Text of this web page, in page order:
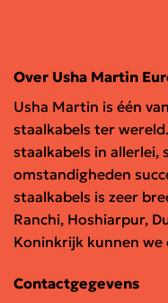
Over Usha Martin
Usha Martin is één
staalkabels ter
staalkabels in allerlei,
omstandigheden
staalkabels is zeer
Ranchi, Hoshiarpur,
Koninkrijk kunnen we
Contactgegevens